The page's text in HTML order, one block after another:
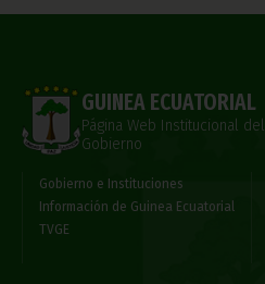
GUINEA ECUATORIAL
Página Web Institucional del
Gobierno
Gobierno e Instituciones
Información de Guinea Ecuatorial
TVGE